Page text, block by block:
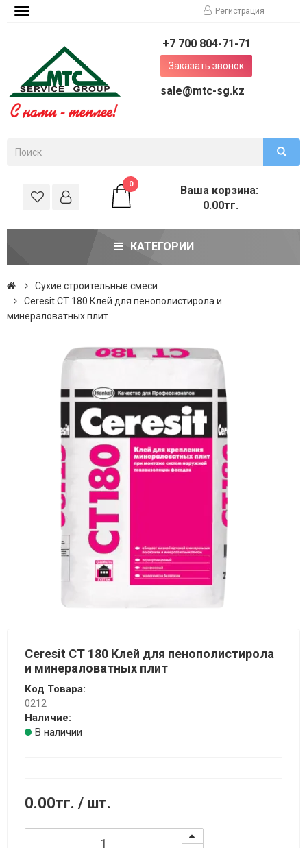
Toggle
Регистрация
+7 700 804-71-71
Заказать звонок
sale@mtc-sg.kz
0
Ваша корзина:
0.00тг.
КАТЕГОРИИ
Сухие строительные смеси
Ceresit CT 180 Клей для пенополистирола и
минераловатных плит
Ceresit CT 180 Клей для пенополистирола
и минераловатных плит
Код Товара:
0212
Наличие:
В наличии
0.00тг. / шт.